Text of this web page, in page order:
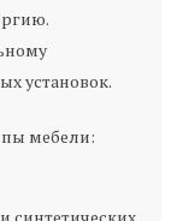
установок.
мебели: